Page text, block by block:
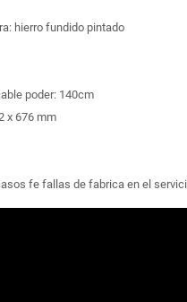
hierro fundido pintado
poder: 140cm
x 676 mm
fe fallas de fabrica en el